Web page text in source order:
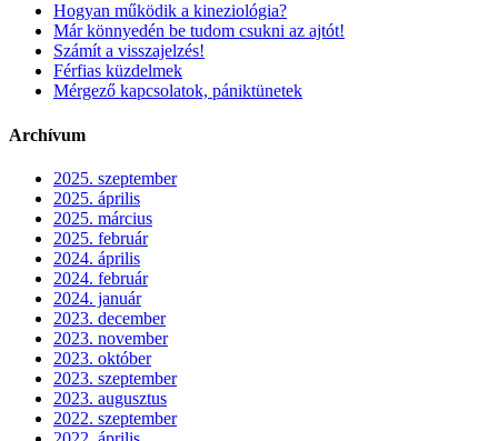
Hogyan működik a kineziológia?
Már könnyedén be tudom csukni az ajtót!
Számít a visszajelzés!
Férfias küzdelmek
Mérgező kapcsolatok, pániktünetek
Archívum
2025. szeptember
2025. április
2025. március
2025. február
2024. április
2024. február
2024. január
2023. december
2023. november
2023. október
2023. szeptember
2023. augusztus
2022. szeptember